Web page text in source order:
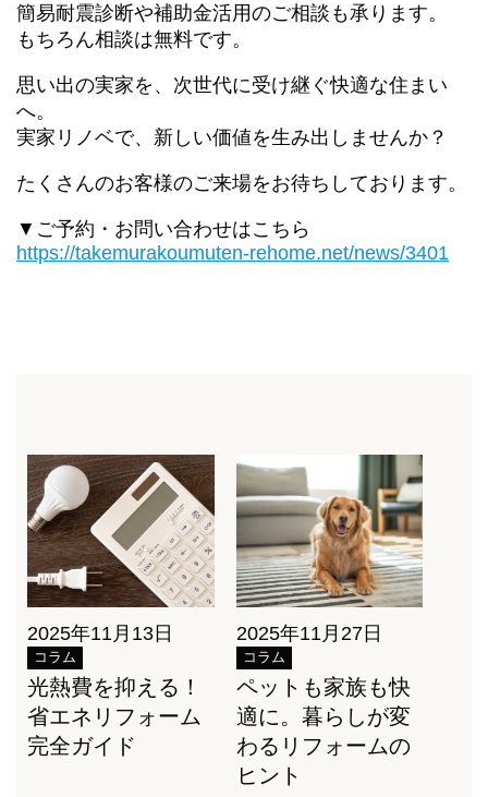
簡易耐震診断や補助金活用のご相談も承ります。
もちろん相談は無料です。
思い出の実家を、次世代に受け継ぐ快適な住まい
へ。
実家リノベで、新しい価値を生み出しませんか？
たくさんのお客様のご来場をお待ちしております。
▼ご予約・お問い合わせはこちら
https://takemurakoumuten-rehome.net/news/3401
2025年11月13日
コラム
光熱費を抑える！
省エネリフォーム
完全ガイド
2025年11月27日
コラム
ペットも家族も快
適に。暮らしが変
わるリフォームの
ヒント